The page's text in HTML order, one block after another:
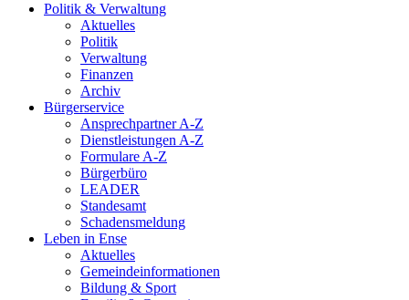
Politik & Verwaltung
Aktuelles
Politik
Verwaltung
Finanzen
Archiv
Bürgerservice
Ansprechpartner A-Z
Dienstleistungen A-Z
Formulare A-Z
Bürgerbüro
LEADER
Standesamt
Schadensmeldung
Leben in Ense
Aktuelles
Gemeinde­informationen
Bildung & Sport